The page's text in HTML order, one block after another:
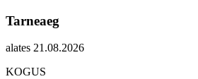
Tarneaeg
alates 21.08.2026
KOGUS